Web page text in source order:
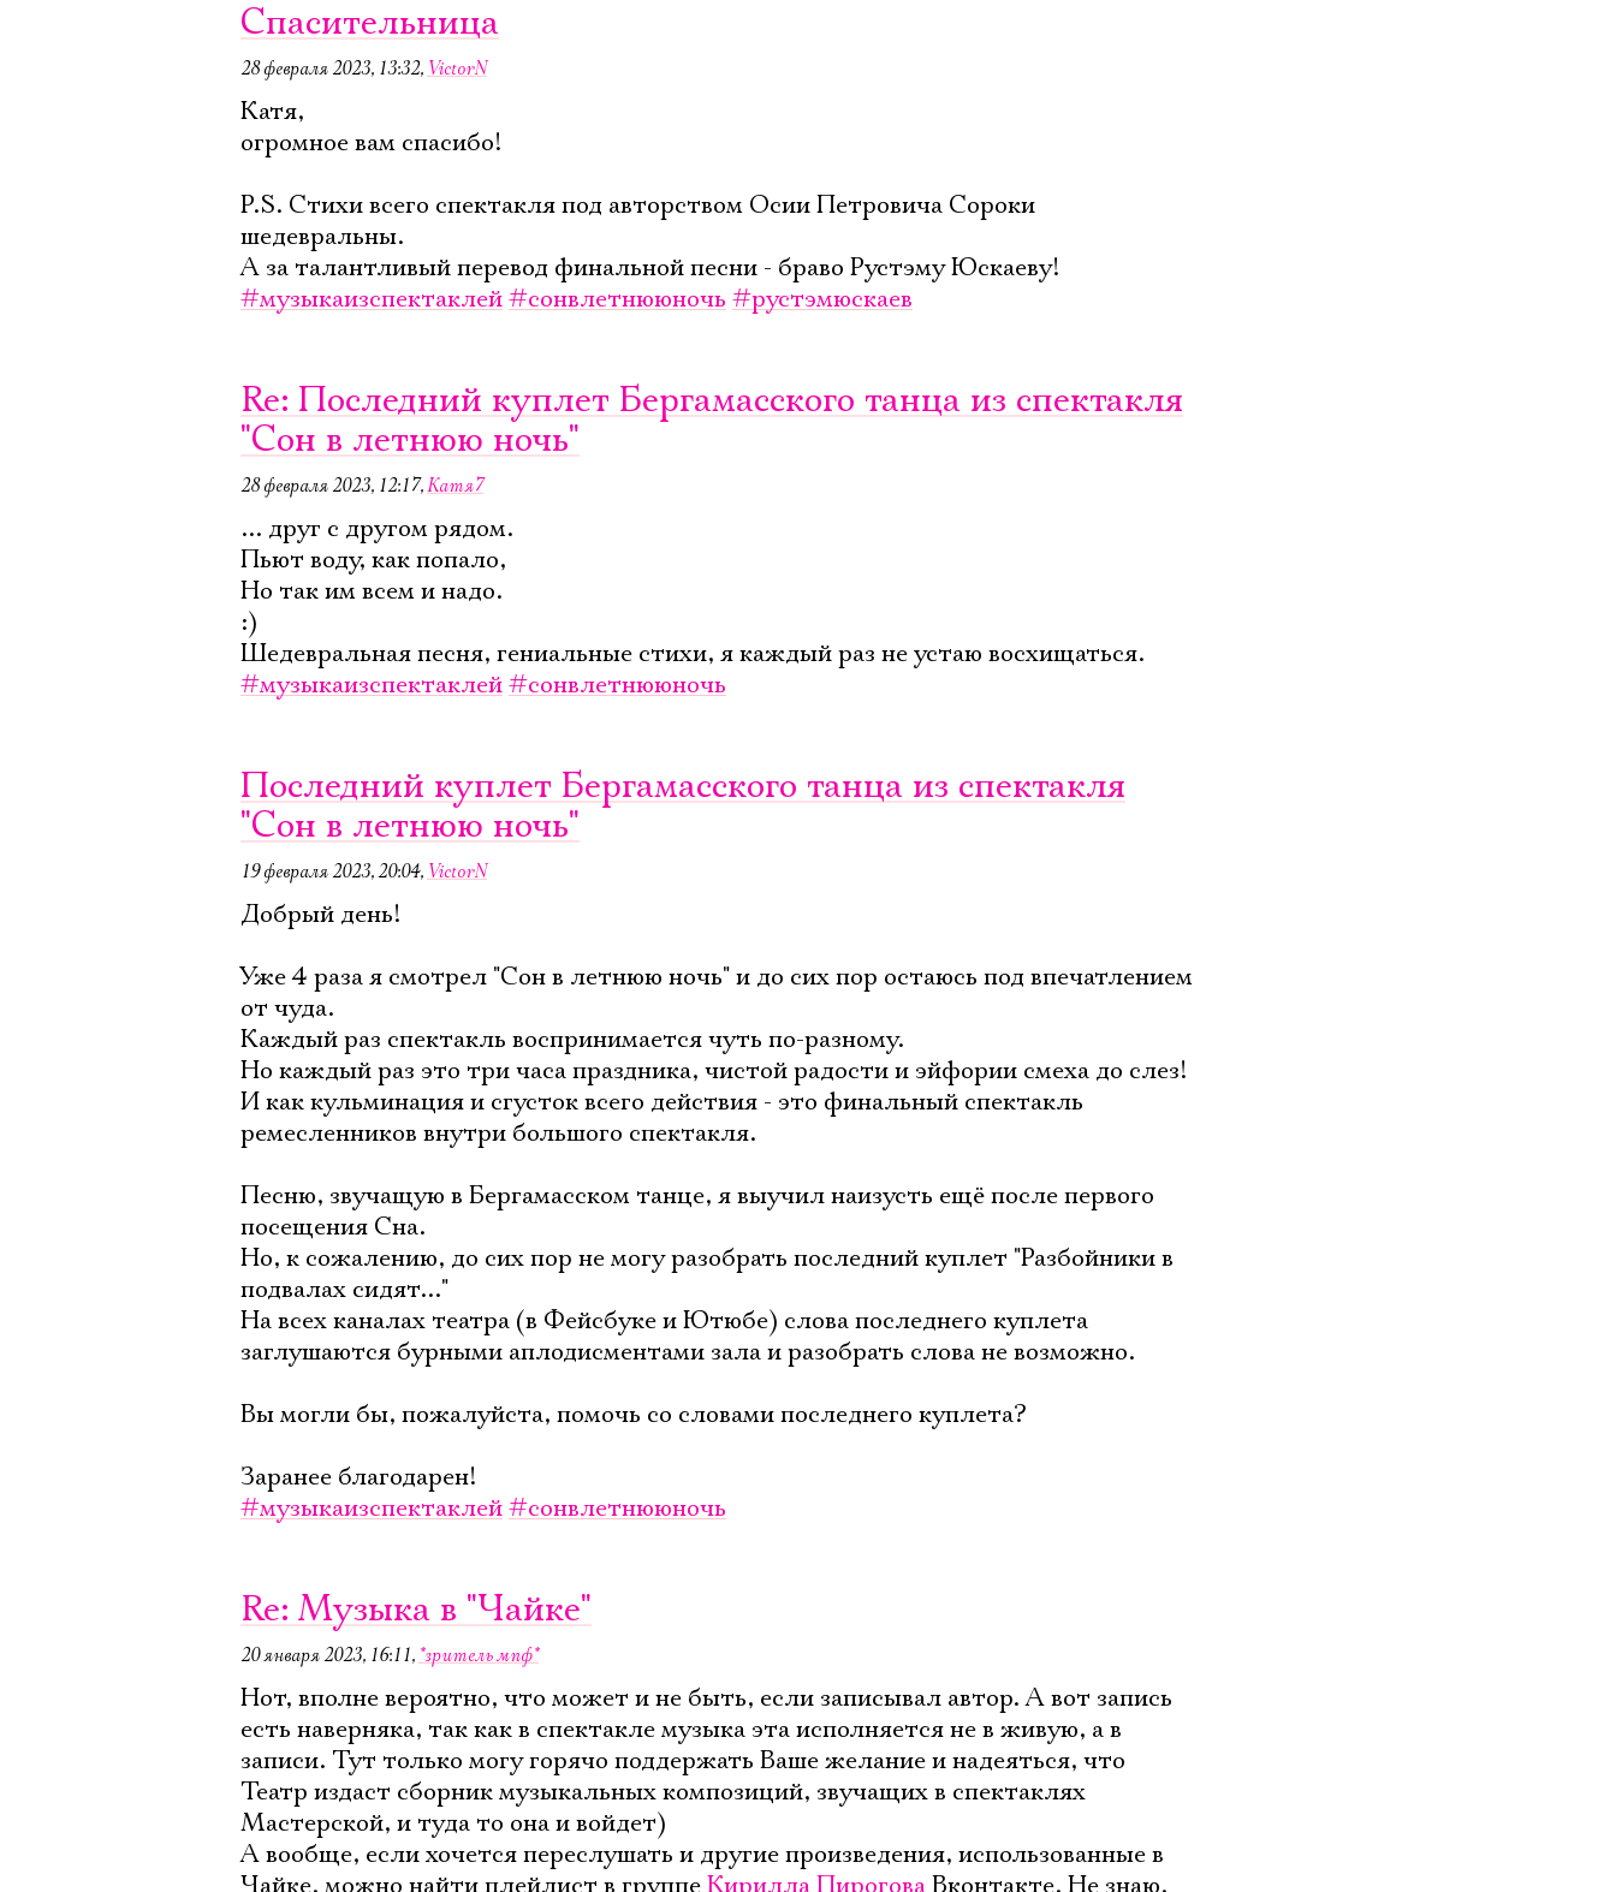
Спасительница
28 февраля 2023, 13:32, VictorN
Катя,
огромное вам спасибо!
P.S. Стихи всего спектакля под авторством Осии Петровича Сороки
шедевральны.
А за талантливый перевод финальной песни - браво Рустэму Юскаеву!
#музыкаизспектаклей#сонвлетнююночь #рустэмюскаев
Re: Последний куплет Бергамасского танца из спектакля
"Сон в летнюю ночь"
28 февраля 2023, 12:17,Катя7
... друг с другом рядом.
Пьют воду, как попало,
Но так им всем и надо.
:)
Шедевральная песня, гениальные стихи, я каждый раз не устаю восхищаться.
#музыкаизспектаклей#сонвлетнююночь
Последний куплет Бергамасского танца из спектакля
"Сон в летнюю ночь"
19 февраля 2023, 20:04, VictorN
Добрый день!
Уже 4 раза я смотрел "Сон в летнюю ночь" и до сих пор остаюсь под впечатлением
от чуда.
Каждый раз спектакль воспринимается чуть по-разному.
Но каждый раз это три часа праздника, чистой радости и эйфории смеха до слез!
И как кульминация и сгусток всего действия - это финальный спектакль
ремесленников внутри большого спектакля.
Песню, звучащую в Бергамасском танце, я выучил наизусть ещё после первого
посещения Сна.
Но, к сожалению, до сих пор не могу разобрать последний куплет "Разбойники в
подвалах сидят..."
На всех каналах театра (в Фейсбуке и Ютюбе) слова последнего куплета
заглушаются бурными аплодисментами зала и разобрать слова не возможно.
Вы могли бы, пожалуйста, помочь со словами последнего куплета?
Заранее благодарен!
#музыкаизспектаклей#сонвлетнююночь
Re: Музыка в "Чайке"
20 января 2023, 16:11, *зритель мпф*
Нот, вполне вероятно, что может и не быть, если записывал автор. А вот запись
есть наверняка, так как в спектакле музыка эта исполняется не в живую, а в
записи. Тут только могу горячо поддержать Ваше желание и надеяться, что
Театр издаст сборник музыкальных композиций, звучащих в спектаклях
Мастерской, и туда то она и войдет)
А вообще, если хочется переслушать и другие произведения, использованные в
Имя
Ознакомиться